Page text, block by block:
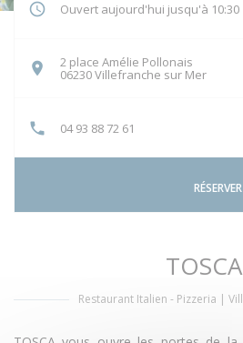
Ouvert aujourd'hui jusqu'à 10:30
2 place Amélie Pollonais
06230 Villefranche sur Mer
04 93 88 72 61
RÉSERVER
TOSCA
Restaurant Italien - Pizzeria |